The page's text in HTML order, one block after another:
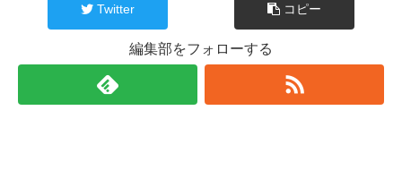
Twitter コピー
編集部をフォローする